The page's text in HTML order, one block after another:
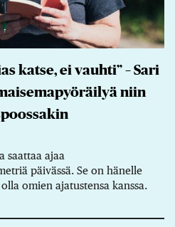
katse, ei vauhti” – Sari
niin
saattaa ajaa
päivässä. Se on hänelle
omien ajatustensa kanssa.